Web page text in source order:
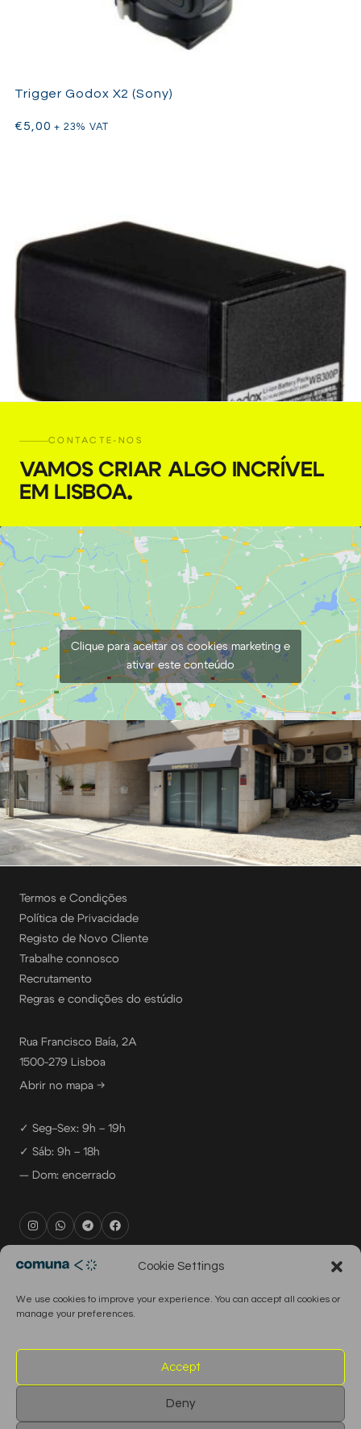
Cookie Settings
We use cookies to improve your experience. You can accept all cookies or
manage your preferences.
Accept
Deny
Trigger Godox X2 (Sony)
€5,00 + 23% VAT
Bateria GODOX AD300 Pro
€5,00 + 23% VAT
CONTACTE-NOS
VAMOS CRIAR ALGO INCRÍVEL
EM LISBOA.
Clique para aceitar os cookies marketing e
ativar este conteúdo
Termos e Condições
Política de Privacidade
Registo de Novo Cliente
Trabalhe connosco
Recrutamento
Regras e condições do estúdio
Rua Francisco Baía, 2A
1500-279 Lisboa
Abrir no mapa →
✓ Seg–Sex: 9h – 19h
✓ Sáb: 9h – 18h
— Dom: encerrado
rental@comuna.pt
production@comuna.pt